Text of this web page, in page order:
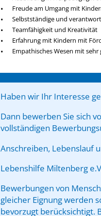
Freude am Umgang mit
Selbstständige und
Teamfähigkeit und Kreativität
Erfahrung mit Kindern mit
Empathisches Wesen mit
Haben wir Ihr Interesse
Dann bewerben Sie sich
vollständigen
Anschreiben, Lebenslauf
Lebenshilfe Miltenberg
Bewerbungen von
gleicher Eignung werden
bevorzugt berücksichtigt.